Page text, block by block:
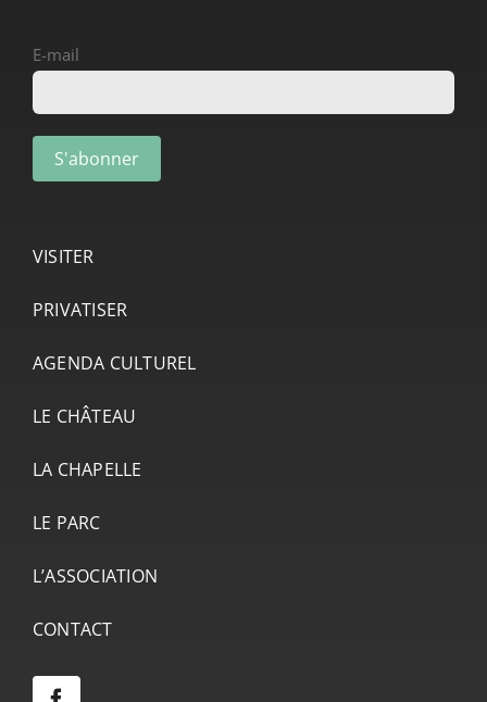
E-mail
VISITER
PRIVATISER
AGENDA CULTUREL
LE CHÂTEAU
LA CHAPELLE
LE PARC
L’ASSOCIATION
CONTACT